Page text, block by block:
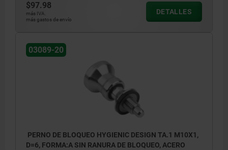
$97.98
más IVA.
más gastos de envío
DETALLES
03089-20
PERNO DE BLOQUEO HYGIENIC DESIGN TA.1 M10X1,
D=6, FORMA:A SIN RANURA DE BLOQUEO, ACERO